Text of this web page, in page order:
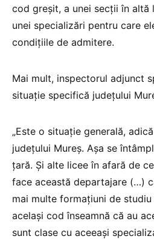
cod greşit, a unei secţii în altă
unei specializări pentru care
condiţiile de admitere.
Mai mult, inspectorul adjunct
situație specifică județului
„Este o situaţie generală,
judeţului Mureş. Aşa se
ţară. Şi alte licee în afară de
face această departajare (…)
mai multe formaţiuni de
acelaşi cod înseamnă că au
sunt clase cu aceeaşi